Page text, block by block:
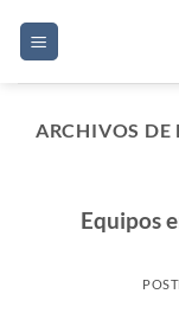
ARCHIVOS
Equipos